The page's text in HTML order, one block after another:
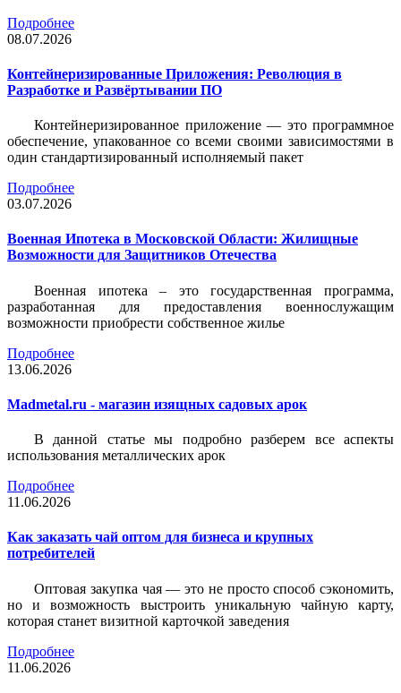
Подробнее
08.07.2026
Контейнеризированные Приложения: Революция в
Разработке и Развёртывании ПО
Контейнеризированное приложение — это программное
обеспечение, упакованное со всеми своими зависимостями в
один стандартизированный исполняемый пакет
Подробнее
03.07.2026
Военная Ипотека в Московской Области: Жилищные
Возможности для Защитников Отечества
Военная ипотека – это государственная программа,
разработанная для предоставления военнослужащим
возможности приобрести собственное жилье
Подробнее
13.06.2026
Madmetal.ru - магазин изящных садовых арок
В данной статье мы подробно разберем все аспекты
использования металлических арок
Подробнее
11.06.2026
Как заказать чай оптом для бизнеса и крупных
потребителей
Оптовая закупка чая — это не просто способ сэкономить,
но и возможность выстроить уникальную чайную карту,
которая станет визитной карточкой заведения
Подробнее
11.06.2026